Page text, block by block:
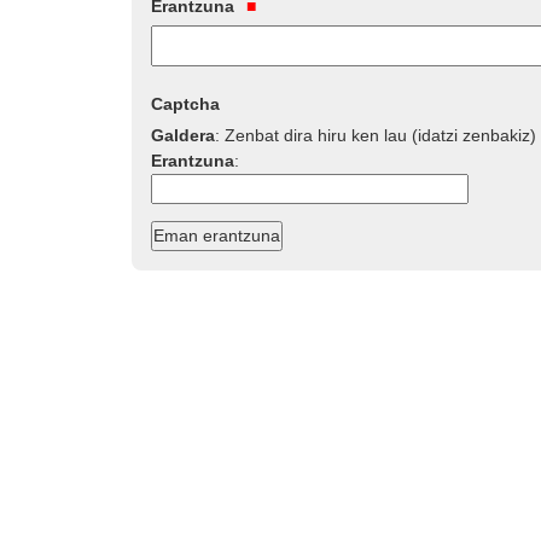
Erantzuna
Captcha
Galdera:Zenbat dira hiru ken lau (idatzi zenbakiz)
Erantzuna: